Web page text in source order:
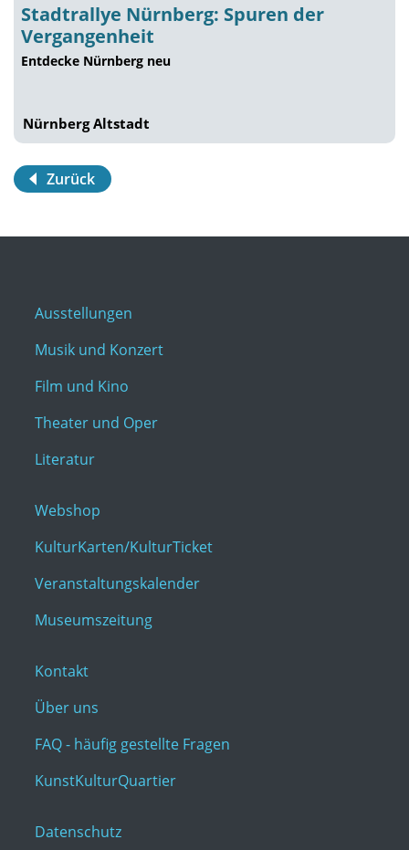
Stadtrallye Nürnberg: Spuren der
Vergangenheit
Entdecke Nürnberg neu
Nürnberg Altstadt
Zurück
Ausstellungen
Musik und Konzert
Film und Kino
Theater und Oper
Literatur
Webshop
KulturKarten/KulturTicket
Veranstaltungskalender
Museumszeitung
Kontakt
Über uns
FAQ - häufig gestellte Fragen
KunstKulturQuartier
Datenschutz